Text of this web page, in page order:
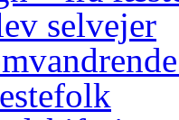
selvejer